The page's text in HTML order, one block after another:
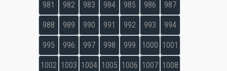
981 982 983 984 985 986 987
988 989 990 991 992 993 994
995 996 997 998 999 1000 1001
1002 1003 1004 1005 1006 1007 1008